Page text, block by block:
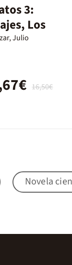
3:
Los
Julio
16,50€
Novela